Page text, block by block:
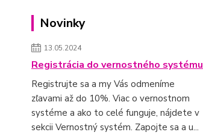
Novinky
13.05.2024
Registrácia do vernostného systému
Registrujte sa a my Vás odmeníme
zľavami až do 10%. Viac o vernostnom
systéme a ako to celé funguje, nájdete v
sekcii Vernostný systém. Zapojte sa a u...